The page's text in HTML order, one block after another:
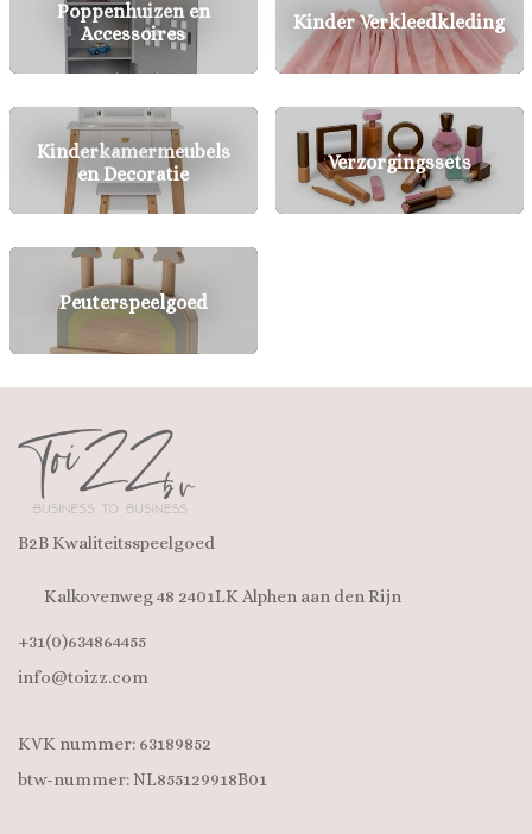
Poppenhuizen en
Accessoires
Kinder Verkleedkleding
Kinderkamermeubels
en Decoratie
Verzorgingssets
Peuterspeelgoed
B2B Kwaliteitsspeelgoed
Kalkovenweg 48 2401LK Alphen aan den Rijn
+31(0)634864455
info@toizz.com
KVK nummer: 63189852
btw-nummer: NL855129918B01